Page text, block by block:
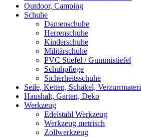
Outdoor, Camping
Schuhe
Damenschuhe
Herrenschuhe
Kinderschuhe
Militärschuhe
PVC Stiefel / Gummistiefel
Schuhpflege
Sicherheitsschuhe
Seile, Ketten, Schäkel,
Haushalt, Garten, Deko
Werkzeug
Edelstahl Werkzeug
Werkzeug metrisch
Zollwerkzeug